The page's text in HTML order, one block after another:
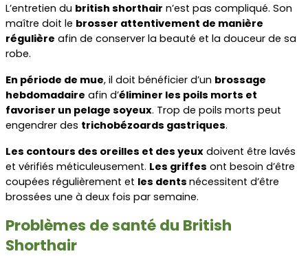
L’entretien du british shorthair n’est pas compliqué. Son
maître doit le brosser attentivement de manière
régulière afin de conserver la beauté et la douceur de sa
robe.
En période de mue, il doit bénéficier d’un brossage
hebdomadaire afin d’éliminer les poils morts et
favoriser un pelage soyeux. Trop de poils morts peut
engendrer des trichobézoards gastriques.
Les contours des oreilles et des yeux doivent être lavés
et vérifiés méticuleusement. Les griffes ont besoin d’être
coupées régulièrement et les dents nécessitent d’être
brossées une à deux fois par semaine.
Problèmes de santé du British
Shorthair